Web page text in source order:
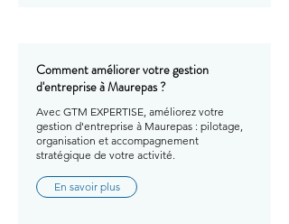
Comment améliorer votre gestion
d'entreprise à Maurepas ?
Avec GTM EXPERTISE, améliorez votre
gestion d'entreprise à Maurepas : pilotage,
organisation et accompagnement
stratégique de votre activité.
En savoir plus